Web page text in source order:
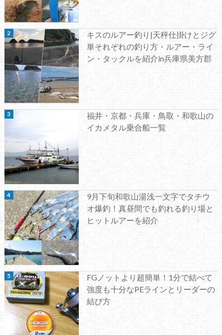
キスのルアー釣り|天秤仕掛けとジグ
単それぞれの釣り方・ルアー・ライ
ン・タックルを紹介in兵庫県美方郡
福井・京都・兵庫・鳥取・和歌山の
イカメタル乗合船一覧
9月下旬和歌山湯浅一文字でタチウ
オ爆釣！真昼間でも釣れる釣り場と
ヒットルアーを紹介
FGノットより超簡単！1分で結べて
強度も十分なPEラインとリーダーの
結び方